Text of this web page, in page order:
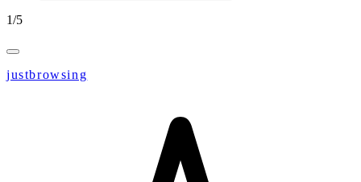
1/5
justbrowsing